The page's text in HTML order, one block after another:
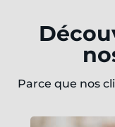
Parce que nos